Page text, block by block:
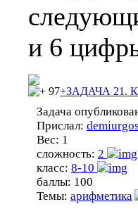
и 6
97+ЗАДАЧА 21.
Задача
Прислал: demiurgos
Вес: 1
сложность: 2
класс: 8-10
баллы: 100
Темы: арифметика